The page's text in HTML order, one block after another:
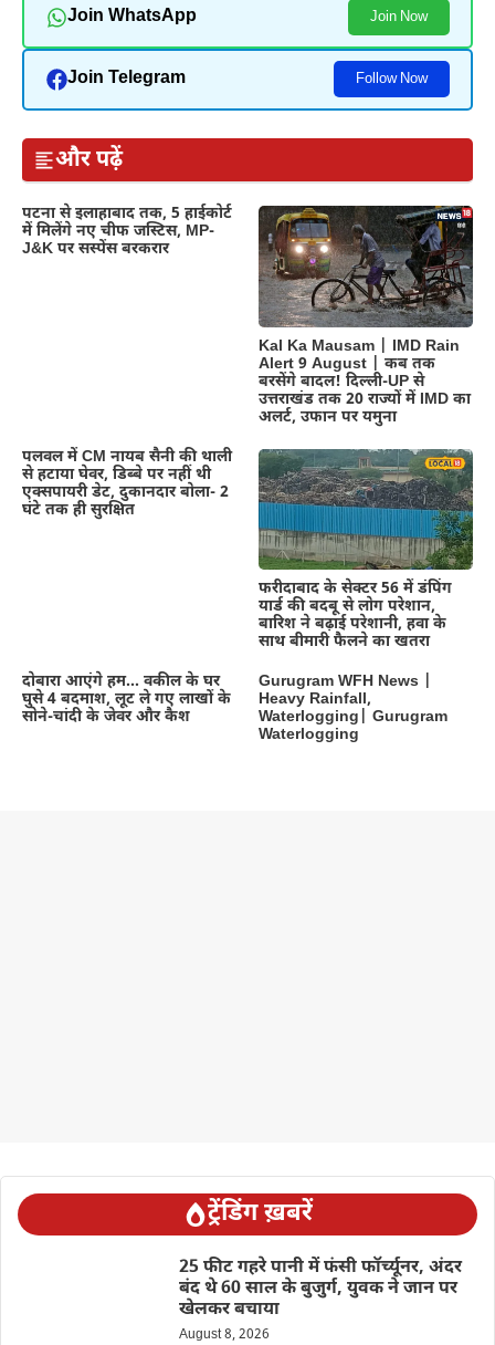
Join WhatsApp Join Now
Join Telegram Follow Now
और पढ़ें
पटना से इलाहाबाद तक, 5 हाईकोर्ट
में मिलेंगे नए चीफ जस्टिस, MP-
J&K पर सस्पेंस बरकरार
Kal Ka Mausam | IMD Rain
Alert 9 August | कब तक
बरसेंगे बादल! दिल्ली-UP से
उत्तराखंड तक 20 राज्यों में IMD का
अलर्ट, उफान पर यमुना
पलवल में CM नायब सैनी की थाली
से हटाया घेवर, डिब्बे पर नहीं थी
एक्सपायरी डेट, दुकानदार बोला- 2
घंटे तक ही सुरक्षित
फरीदाबाद के सेक्टर 56 में डंपिंग
यार्ड की बदबू से लोग परेशान,
बारिश ने बढ़ाई परेशानी, हवा के
साथ बीमारी फैलने का खतरा
दोबारा आएंगे हम… वकील के घर
घुसे 4 बदमाश, लूट ले गए लाखों के
सोने-चांदी के जेवर और कैश
Gurugram WFH News |
Heavy Rainfall,
Waterlogging| Gurugram
Waterlogging
ट्रेंडिंग ख़बरें
25 फीट गहरे पानी में फंसी फॉर्च्यूनर, अंदर
बंद थे 60 साल के बुजुर्ग, युवक ने जान पर
खेलकर बचाया
August 8, 2026